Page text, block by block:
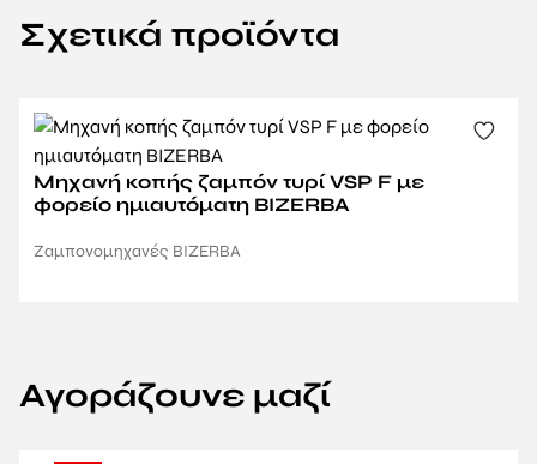
Σχετικά προϊόντα
Μηχανή κοπής ζαμπόν τυρί VSP F με
φορείο ημιαυτόματη BIZERBA
Ζαμπονομηχανές BIZERBA
Αγοράζουνε μαζί